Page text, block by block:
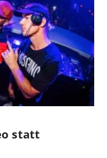
statt